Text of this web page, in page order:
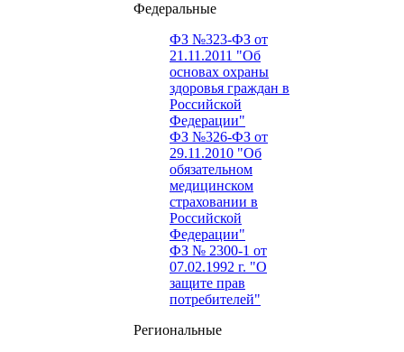
Федеральные
ФЗ №323-ФЗ от
21.11.2011 "Об
основах охраны
здоровья граждан в
Российской
Федерации"
ФЗ №326-ФЗ от
29.11.2010 "Об
обязательном
медицинском
страховании в
Российской
Федерации"
ФЗ № 2300-1 от
07.02.1992 г. "О
защите прав
потребителей"
Региональные